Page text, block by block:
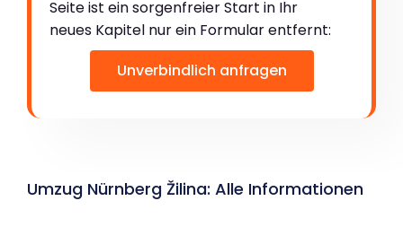
Seite ist ein sorgenfreier Start in Ihr
neues Kapitel nur ein Formular entfernt:
Unverbindlich anfragen
Umzug Nürnberg Žilina: Alle Informationen